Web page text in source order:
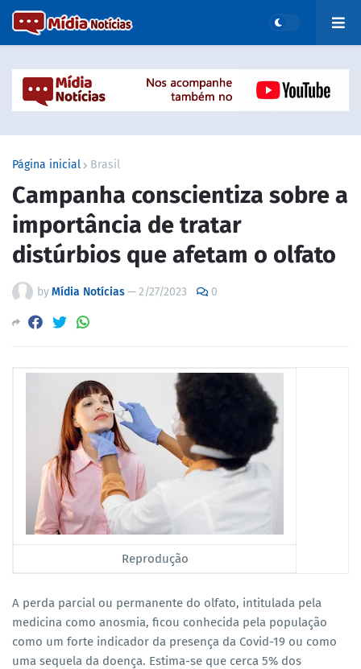
Página inicial Brasil
Campanha conscientiza sobre a
importância de tratar
distúrbios que afetam o olfato
byMídia Notícias—2/27/2023 0
Reprodução
A perda parcial ou permanente do olfato, intitulada pela
medicina como anosmia, ficou conhecida pela população
como um forte indicador da presença da Covid-19 ou como
uma sequela da doença. Estima-se que cerca 5% dos